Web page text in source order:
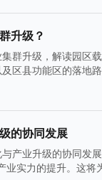
升级？
群升级，解读园区
区县功能区的落地
的协同发展
产业升级的协同发
业实力的提升。这